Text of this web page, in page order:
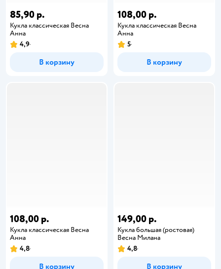
85,90 р.
Кукла классическая Весна
Анна
4,9
В корзину
108,00 р.
Кукла классическая Весна
Анна
5
В корзину
108,00 р.
Кукла классическая Весна
Анна
4,8
В корзину
149,00 р.
Кукла большая (ростовая)
Весна Милана
4,8
В корзину